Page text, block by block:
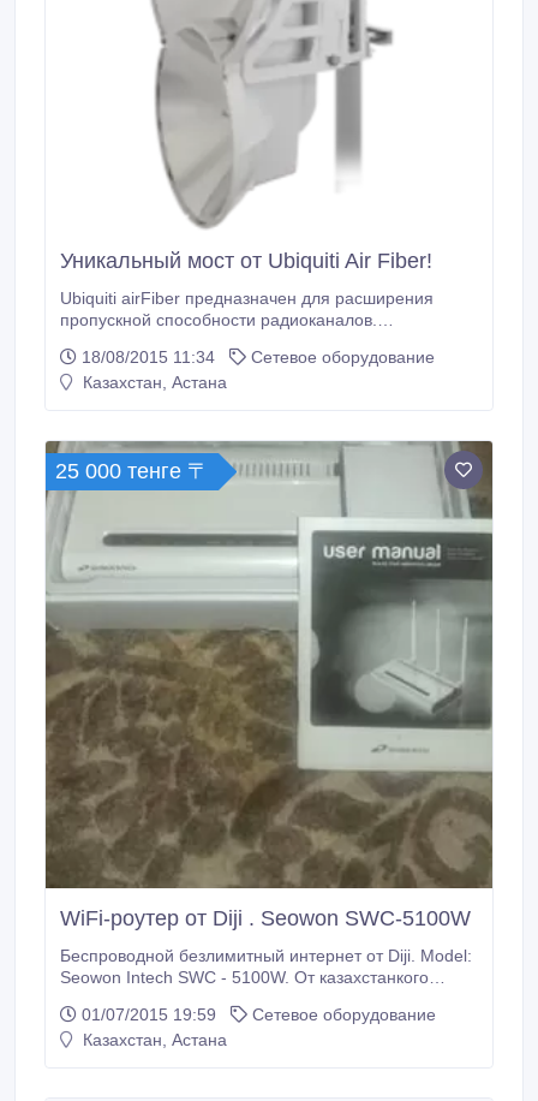
Уникальный мост от Ubiquiti Air Fiber!
Ubiquiti airFiber предназначен для расширения
пропускной способности радиоканалов.
установка airFiber может быть развернут в любом
месте очень быстро и с минимальными затратами,
принципу Plug and Play Работайте с
Ubiquiti airFiber по всему миру без лицензии*
24GHz.
18/08/2015 11:34
Сетевое оборудование
Казахстан, Астана
25 000 тенге 〒
WiFi-роутер от Diji . Seowon SWC-5100W
Беспроводной безлимитный интернет от Diji. Model:
Seowon Intech SWC - 5100W. От казахстанкого
интернет по беспроводной сети WiFi и по локальной
сети. Абонентская плата: от 3500 тг. в месяц,
01/07/2015 19:59
Сетевое оборудование
Казахстан, Астана